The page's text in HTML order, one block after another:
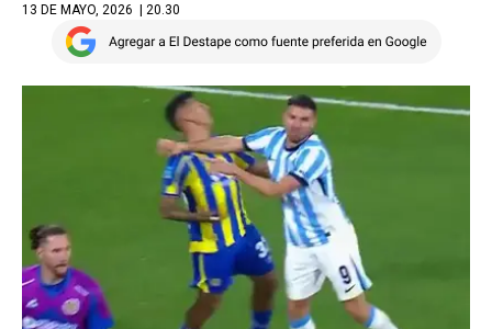
13 DE MAYO, 2026 | 20.30